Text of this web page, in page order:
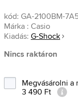
kód: GA-2100BM-
Márka : Casio
Kiadás: G-Shock
Nincs raktáron
Megvásárolni a
3 490 Ft